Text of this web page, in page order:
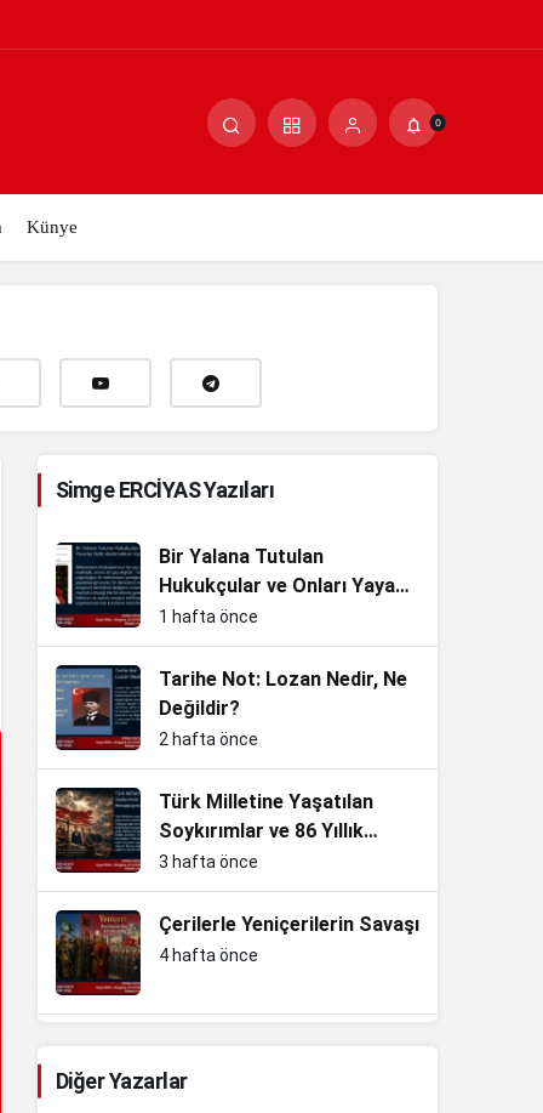
0
Künye
Simge ERCİYAS Yazıları
Bir Yalana Tutulan
Hukukçular ve Onları Yayan
Yaverler Halkı Aldatmaktan
Vazgeçin
1 hafta önce
Tarihe Not: Lozan Nedir, Ne
Değildir?
2 hafta önce
Türk Milletine Yaşatılan
Soykırımlar ve 86 Yıllık
Hesaplaşma
3 hafta önce
Çerilerle Yeniçerilerin Savaşı
4 hafta önce
Nazizm ile mücadele…
Diğer Yazarlar